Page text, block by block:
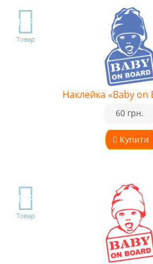
TOP
Товар
Наклейка «Baby on
Купити
60 грн.
TOP
Товар